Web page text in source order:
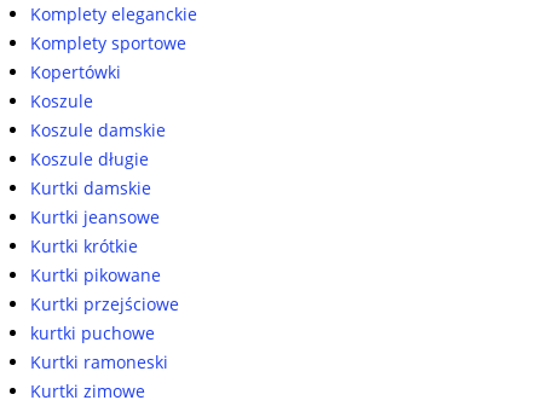
Komplety eleganckie
Komplety sportowe
Kopertówki
Koszule
Koszule damskie
Koszule długie
Kurtki damskie
Kurtki jeansowe
Kurtki krótkie
Kurtki pikowane
Kurtki przejściowe
kurtki puchowe
Kurtki ramoneski
Kurtki zimowe